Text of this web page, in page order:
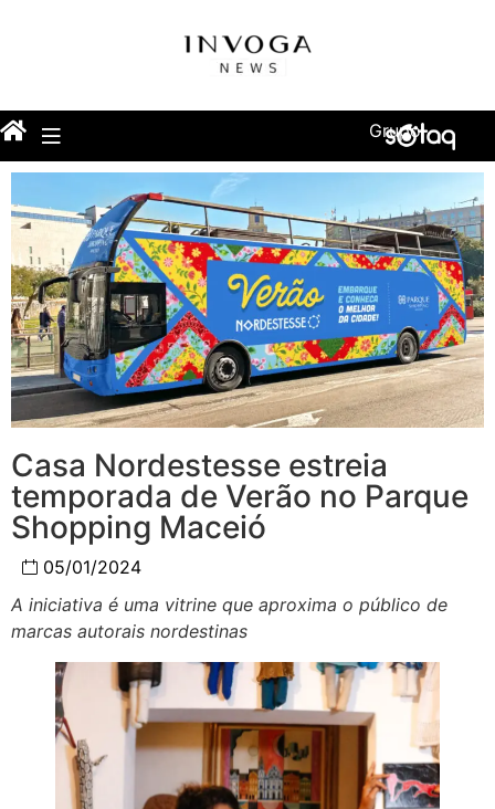
Grupo
Casa Nordestesse estreia
temporada de Verão no Parque
Shopping Maceió
05/01/2024
A iniciativa é uma vitrine que aproxima o público de
marcas autorais nordestinas